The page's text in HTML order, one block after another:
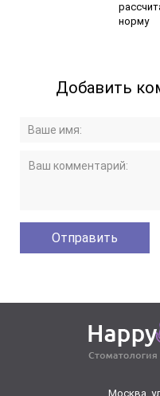
норму
Добавить
Москва,